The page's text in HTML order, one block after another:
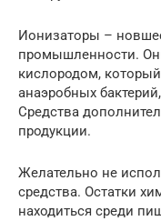
Ионизаторы –
промышленности.
кислородом,
анаэробных
Средства
продукции.
Желательно не
средства. Остатки
находиться среди